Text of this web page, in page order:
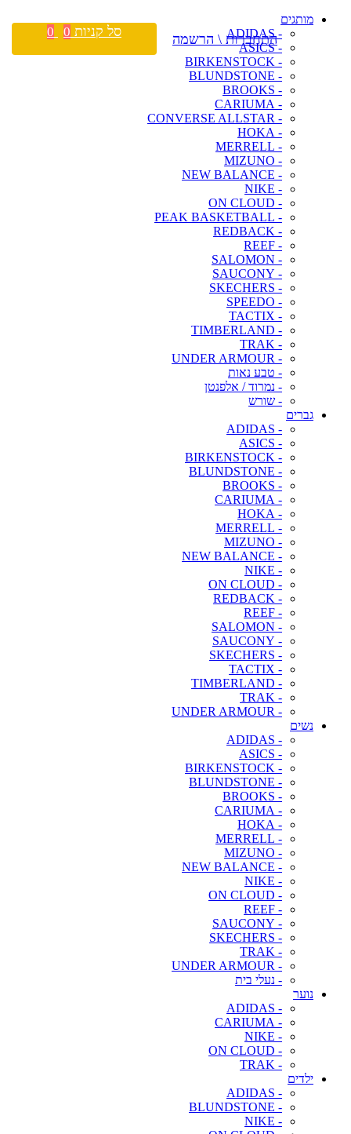
מותגים
- ADIDAS
- ASICS
- BIRKENSTOCK
- BLUNDSTONE
- BROOKS
- CARIUMA
- CONVERSE ALLSTAR
- HOKA
- MERRELL
- MIZUNO
- NEW BALANCE
- NIKE
- ON CLOUD
- PEAK BASKETBALL
- REDBACK
- REEF
- SALOMON
- SAUCONY
- SKECHERS
- SPEEDO
- TACTIX
- TIMBERLAND
- TRAK
- UNDER ARMOUR
- טבע נאות
- נמרוד / אלפנטן
- שורש
גברים
- ADIDAS
- ASICS
- BIRKENSTOCK
- BLUNDSTONE
- BROOKS
- CARIUMA
- HOKA
- MERRELL
- MIZUNO
- NEW BALANCE
- NIKE
- ON CLOUD
- REDBACK
- REEF
- SALOMON
- SAUCONY
- SKECHERS
- TACTIX
- TIMBERLAND
- TRAK
- UNDER ARMOUR
נשים
- ADIDAS
- ASICS
- BIRKENSTOCK
- BLUNDSTONE
- BROOKS
- CARIUMA
- HOKA
- MERRELL
- MIZUNO
- NEW BALANCE
- NIKE
- ON CLOUD
- REEF
- SAUCONY
- SKECHERS
- TRAK
- UNDER ARMOUR
- נעלי בית
נוער
- ADIDAS
- CARIUMA
- NIKE
- ON CLOUD
- TRAK
ילדים
- ADIDAS
- BLUNDSTONE
- NIKE
התחברות \ הרשמה סל קניות 0
0